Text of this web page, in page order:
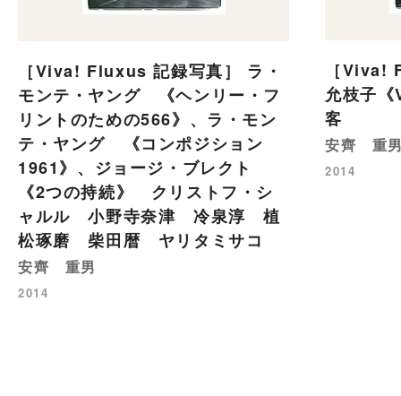
［Viva! Fluxus 記録写真］ ラ・
モンテ・ヤング 《ヘンリー・フ
リントのための566》、ラ・モン
テ・ヤング 《コンポジション
1961》、ジョージ・ブレクト
《2つの持続》 クリストフ・シ
ャルル 小野寺奈津 冷泉淳 植
松琢磨 柴田暦 ヤリタミサコ
安齊 重男
2014
［Viva!
允枝子
客
安齊 重
2014